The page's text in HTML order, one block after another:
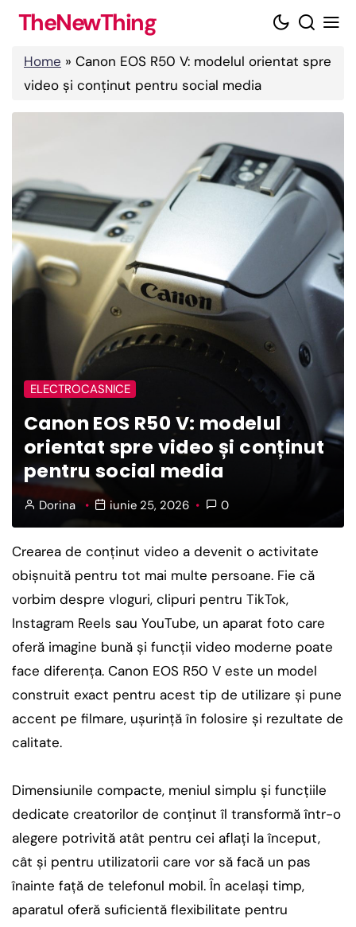
Skip
content
TheNewThing
Home » Canon EOS R50 V: modelul orientat spre
video și conținut pentru social media
ELECTROCASNICE
Canon EOS R50 V: modelul
orientat spre video și conținut
pentru social media
Dorina iunie 25, 2026 0
Crearea de conținut video a devenit o activitate
obișnuită pentru tot mai multe persoane. Fie că
vorbim despre vloguri, clipuri pentru TikTok,
Instagram Reels sau YouTube, un aparat foto care
oferă imagine bună și funcții video moderne poate
face diferența. Canon EOS R50 V este un model
construit exact pentru acest tip de utilizare și pune
accent pe filmare, ușurință în folosire și rezultate de
calitate.
Dimensiunile compacte, meniul simplu și funcțiile
dedicate creatorilor de conținut îl transformă într-o
alegere potrivită atât pentru cei aflați la început,
cât și pentru utilizatorii care vor să facă un pas
înainte față de telefonul mobil. În același timp,
aparatul oferă suficientă flexibilitate pentru